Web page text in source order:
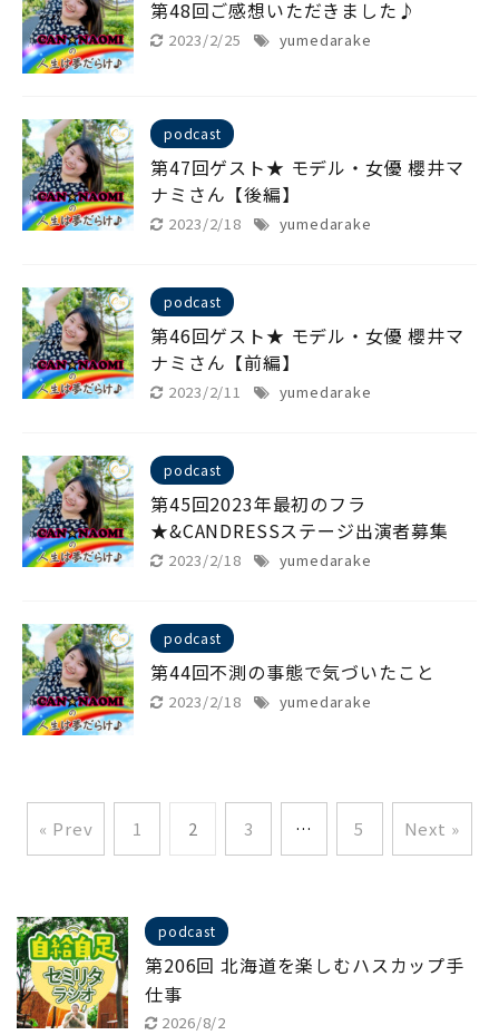
第48回ご感想いただきました♪
2023/2/25 yumedarake
podcast
第47回ゲスト★ モデル・女優 櫻井マ
ナミさん【後編】
2023/2/18 yumedarake
podcast
第46回ゲスト★ モデル・女優 櫻井マ
ナミさん【前編】
2023/2/11 yumedarake
podcast
第45回2023年最初のフラ
★&CANDRESSステージ出演者募集
2023/2/18 yumedarake
podcast
第44回不測の事態で気づいたこと
2023/2/18 yumedarake
« Prev 1 2 3 … 5 Next »
podcast
第206回 北海道を楽しむハスカップ手
仕事
2026/8/2